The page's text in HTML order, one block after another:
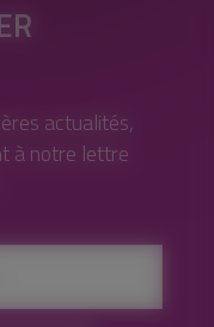
actualités,
à notre lettre